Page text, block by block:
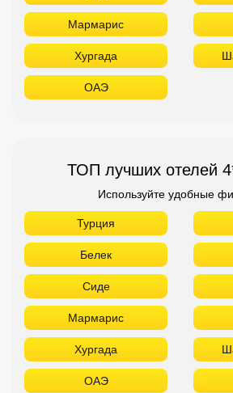
Мармарис
Хургада
ОАЭ
ТОП лучших отелей
Используйте удобные
Турция
Белек
Сиде
Мармарис
Хургада
ОАЭ